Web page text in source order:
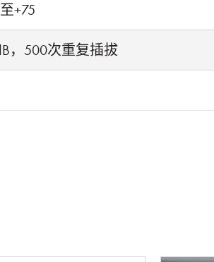
+75
，500次重复插拔